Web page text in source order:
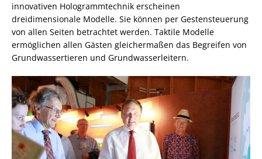
innovativen Hologrammtechnik erscheinen
dreidimensionale Modelle. Sie können per Gestensteuerung
von allen Seiten betrachtet werden. Taktile Modelle
ermöglichen allen Gästen gleichermaßen das Begreifen von
Grundwassertieren und Grundwasserleitern.